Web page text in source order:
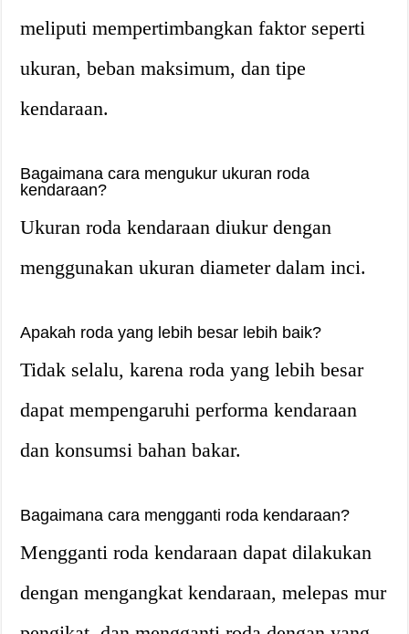
meliputi mempertimbangkan faktor seperti
ukuran, beban maksimum, dan tipe
kendaraan.
Bagaimana cara mengukur ukuran roda
kendaraan?
Ukuran roda kendaraan diukur dengan
menggunakan ukuran diameter dalam inci.
Apakah roda yang lebih besar lebih baik?
Tidak selalu, karena roda yang lebih besar
dapat mempengaruhi performa kendaraan
dan konsumsi bahan bakar.
Bagaimana cara mengganti roda kendaraan?
Mengganti roda kendaraan dapat dilakukan
dengan mengangkat kendaraan, melepas mur